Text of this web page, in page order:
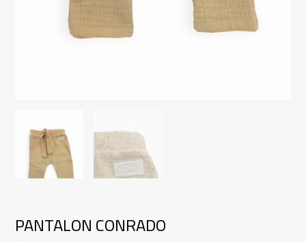
PANTALON CONRADO